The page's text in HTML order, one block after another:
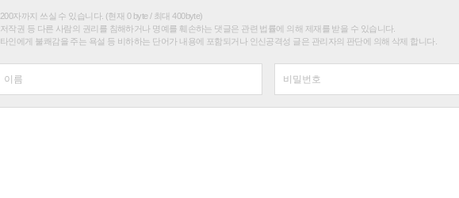
200자까지 쓰실 수 있습니다. (현재 0 byte / 최대 400byte)
저작권 등 다른 사람의 권리를 침해하거나 명예를 훼손하는 댓글은 관련 법률에 의해 제재를 받을 수 있습니다.
타인에게 불쾌감을 주는 욕설 등 비하하는 단어가 내용에 포함되거나 인신공격성 글은 관리자의 판단에 의해 삭제 합니다.